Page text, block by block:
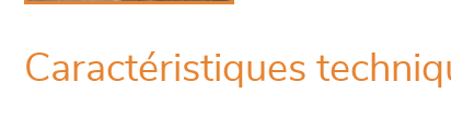
Caractéristiques